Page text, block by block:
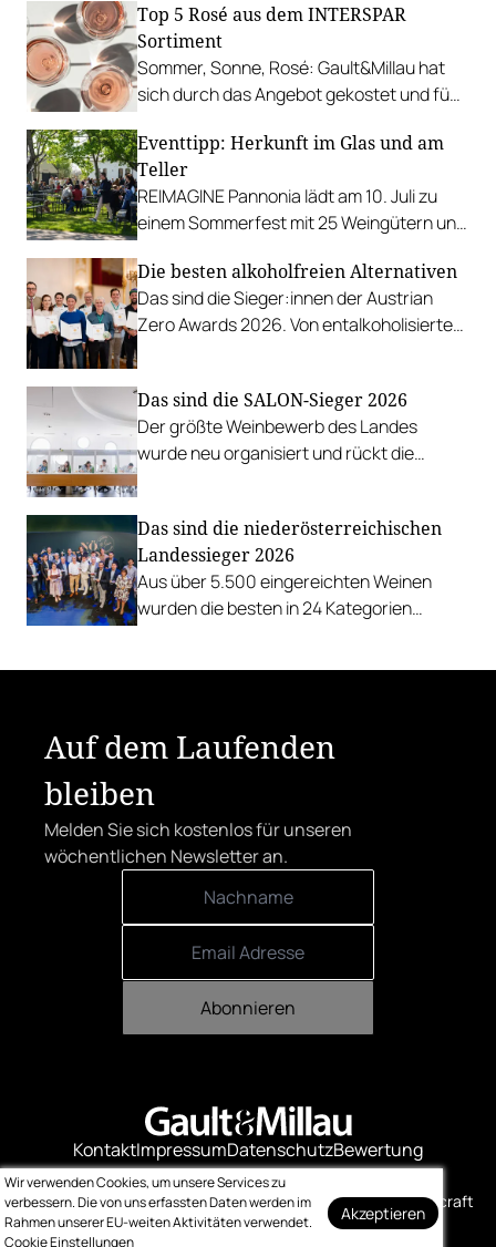
Top 5 Rosé aus dem INTERSPAR
Sortiment
Sommer, Sonne, Rosé: Gault&Millau hat
sich durch das Angebot gekostet und fünf
Eventtipp: Herkunft im Glas und am
Teller
REIMAGINE Pannonia lädt am 10. Juli zu
einem Sommerfest mit 25 Weingütern und
Esterhazy.
Die besten alkoholfreien Alternativen
Das sind die Sieger:innen der Austrian
Zero Awards 2026. Von entalkoholisierten
Das sind die SALON-Sieger 2026
Der größte Weinbewerb des Landes
wurde neu organisiert und rückt die
Das sind die niederösterreichischen
Landessieger 2026
Aus über 5.500 eingereichten Weinen
wurden die besten in 24 Kategorien
Auf dem Laufenden
bleiben
Melden Sie sich kostenlos für unseren
wöchentlichen Newsletter an.
Abonnieren
KontaktImpressumDatenschutzBewertung
Logo-Downloads
© Gault & Millau Made with ❤️ by bitcraft
Wir verwenden Cookies, um unsere Services zu
verbessern. Die von uns erfassten Daten werden im
Rahmen unserer EU-weiten Aktivitäten verwendet.
Cookie Einstellungen
Akzeptieren